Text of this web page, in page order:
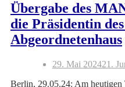
Übergabe des
die Präsidentin
Abgeordnetenhaus
29. Mai 202421.
Berlin, 29.05.24: Am